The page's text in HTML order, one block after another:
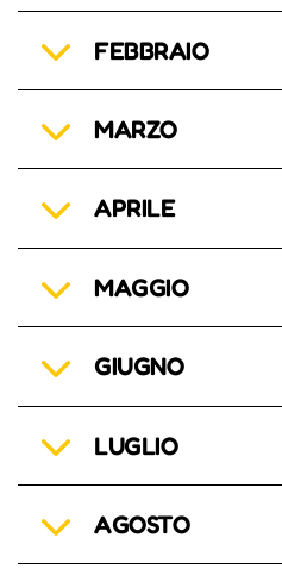
FEBBRAIO
MARZO
APRILE
MAGGIO
GIUGNO
LUGLIO
AGOSTO